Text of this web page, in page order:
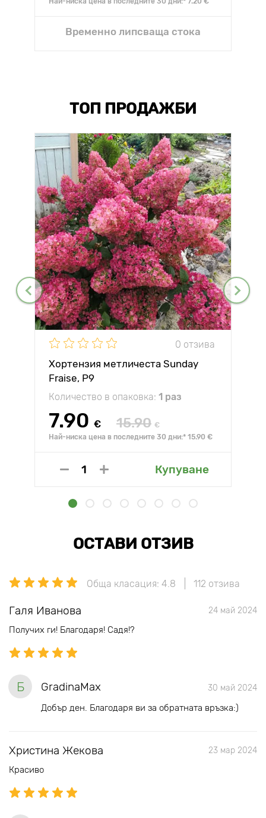
Временно липсваща стока
ТОП ПРОДАЖБИ
0 отзива
Хортензия метличеста Sunday
Fraise, P9
Количество в опаковка: 1 раз
7.90 € 15.90 €
Най-ниска цена в последните 30 дни:* 15.90 €
Купуване
ОСТАВИ ОТЗИВ
Обща класация: 4.8 112 отзива
Галя Иванова 24 май 2024
Получих ги! Благодаря! Садя!?
Б GradinaMax 30 май 2024
Добър ден. Благодаря ви за обратната връзка:)
Христина Жекова 23 мар 2024
Красиво